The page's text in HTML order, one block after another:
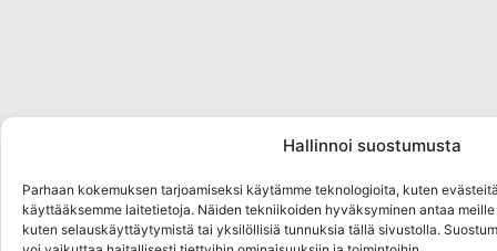
Hallinnoi suostumusta
Parhaan kokemuksen tarjoamiseksi käytämme teknologioita, kuten
käyttääksemme laitetietoja. Näiden tekniikoiden hyväksyminen antaa
kuten selauskäyttäytymistä tai yksilöllisiä tunnuksia tällä sivustolla.